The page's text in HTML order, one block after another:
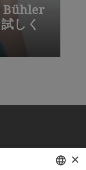
Bühler
しく
24時間運
×